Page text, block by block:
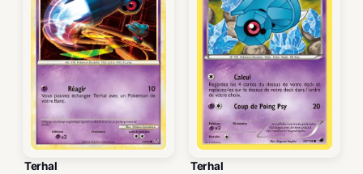
Terhal Terhal